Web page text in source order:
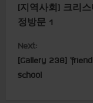
o
n
t
[지역사회] 크리
정방문 1
Next:
[Gallery 238]
school